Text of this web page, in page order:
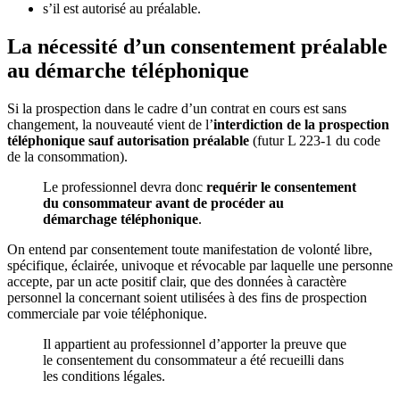
s’il est autorisé au préalable.
La nécessité d’un consentement préalable
au démarche téléphonique
Si la prospection dans le cadre d’un contrat en cours est sans
changement, la nouveauté vient de l’interdiction de la prospection
téléphonique sauf autorisation préalable (futur L 223-1 du code
de la consommation).
Le professionnel devra donc requérir le consentement
du consommateur avant de procéder au
démarchage téléphonique.
On entend par consentement toute manifestation de volonté libre,
spécifique, éclairée, univoque et révocable par laquelle une personne
accepte, par un acte positif clair, que des données à caractère
personnel la concernant soient utilisées à des fins de prospection
commerciale par voie téléphonique.
Il appartient au professionnel d’apporter la preuve que
le consentement du consommateur a été recueilli dans
les conditions légales.